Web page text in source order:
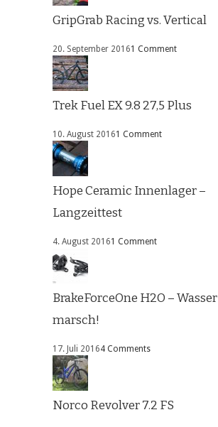
GripGrab Racing vs. Vertical
20. September 20161 Comment
Trek Fuel EX 9.8 27,5 Plus
10. August 20161 Comment
Hope Ceramic Innenlager –
Langzeittest
4. August 20161 Comment
BrakeForceOne H2O – Wasser
marsch!
17. Juli 20164 Comments
Norco Revolver 7.2 FS